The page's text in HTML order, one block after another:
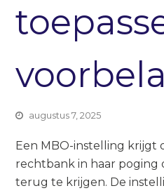
augustus 7, 2025
Een MBO-instelling krijgt
rechtbank in haar poging
terug te krijgen. De